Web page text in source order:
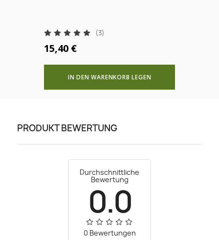
(3)
15,40 €
IN DEN WARENKORB LEGEN
PRODUKT BEWERTUNG
Durchschnittliche
Bewertung
0.0
0 Bewertungen